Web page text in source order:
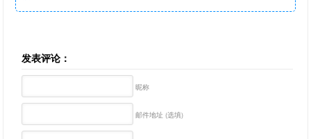
发表评论：
昵称
邮件地址 (选填)